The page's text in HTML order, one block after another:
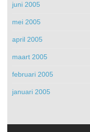
juni 2005
mei 2005
april 2005
maart 2005
februari 2005
januari 2005